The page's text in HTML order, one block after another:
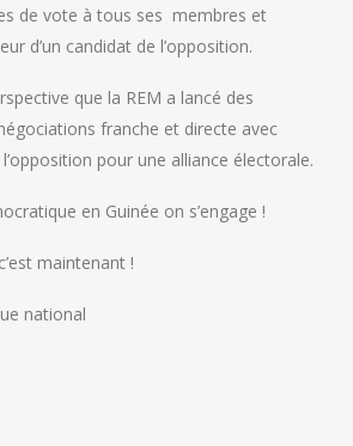
de vote à tous ses membres et
d’un candidat de l’opposition.
que la REM a lancé des
franche et directe avec
pour une alliance électorale.
en Guinée on s’engage !
maintenant !
national